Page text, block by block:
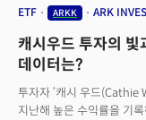
ETF ARKK ARK
캐시우드 투자의
데이터는?
투자자 ‘캐시 우드(Cathie
지난해 높은 수익률을 기